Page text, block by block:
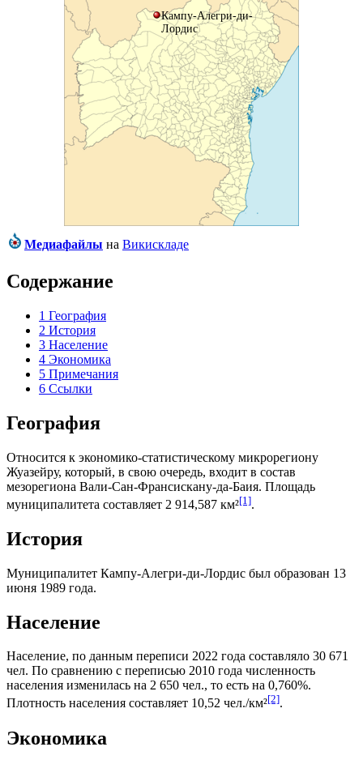
Кампу-Алегри-ди-
Лордис
Медиафайлы на Викискладе
Содержание
1 География
2 История
3 Население
4 Экономика
5 Примечания
6 Ссылки
География
Относится к экономико-статистическому микрорегиону
Жуазейру, который, в свою очередь, входит в состав
мезорегиона Вали-Сан-Франсискану-да-Баия. Площадь
муниципалитета составляет 2 914,587 км²[1].
История
Муниципалитет Кампу-Алегри-ди-Лордис был образован 13
июня 1989 года.
Население
Население, по данным переписи 2022 года составляло 30 671
чел. По сравнению с переписью 2010 года численность
населения изменилась на 2 650 чел., то есть на 0,760%.
Плотность населения составляет 10,52 чел./км²[2].
Экономика